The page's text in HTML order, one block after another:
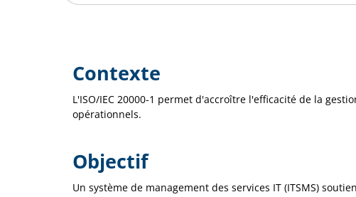
Contexte
L'ISO/IEC 20000-1 permet d'accroître l'efficacité de la
opérationnels.
Objectif
Un système de management des services IT (ITSMS)